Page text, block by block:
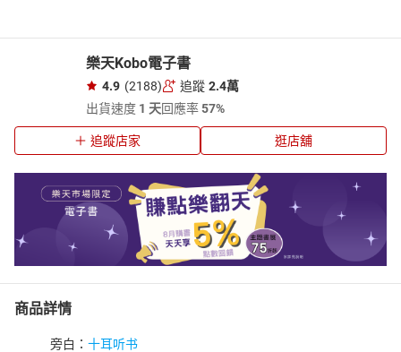
樂天Kobo電子書
4.9 (2188) 追蹤 2.4萬
出貨速度 1 天回應率57%
追蹤店家 逛店舖
商品詳情
旁白： 十耳听书